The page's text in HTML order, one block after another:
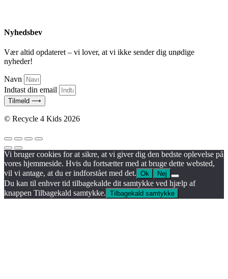
Nyhedsbev
Vær altid opdateret – vi lover, at vi ikke sender dig unødige
nyheder!
Navn
Indtast din email
Tilmeld ⟶
© Recycle 4 Kids 2026
Vi bruger cookies for at sikre, at vi giver dig den bedste oplevelse på
vores hjemmeside. Hvis du fortsætter med at bruge dette websted,
vil vi antage, at du er indforstået med det. Ok Nej
Du kan til enhver tid tilbagekalde dit samtykke ved hjælp af
knappen Tilbagekald samtykke. Tilbagekald samtykke